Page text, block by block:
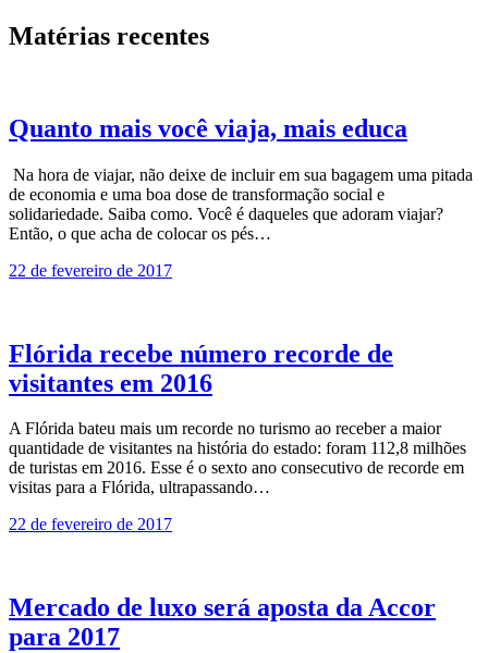
Matérias recentes
Quanto mais você viaja, mais educa
Na hora de viajar, não deixe de incluir em sua bagagem uma pitada
de economia e uma boa dose de transformação social e
solidariedade. Saiba como. Você é daqueles que adoram viajar?
Então, o que acha de colocar os pés…
22 de fevereiro de 2017
Flórida recebe número recorde de
visitantes em 2016
A Flórida bateu mais um recorde no turismo ao receber a maior
quantidade de visitantes na história do estado: foram 112,8 milhões
de turistas em 2016. Esse é o sexto ano consecutivo de recorde em
visitas para a Flórida, ultrapassando…
22 de fevereiro de 2017
Mercado de luxo será aposta da Accor
para 2017